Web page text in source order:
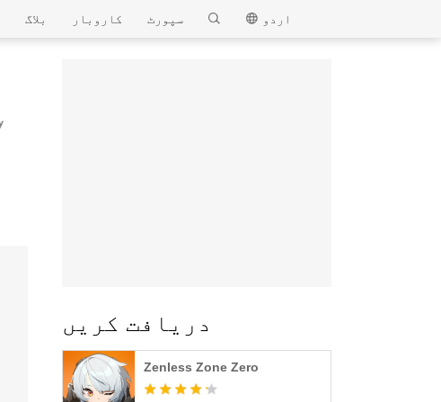
MEmu
اردو سپورٹ کاروبار بلاگ
دریافت کریں
Zenless Zone Zero